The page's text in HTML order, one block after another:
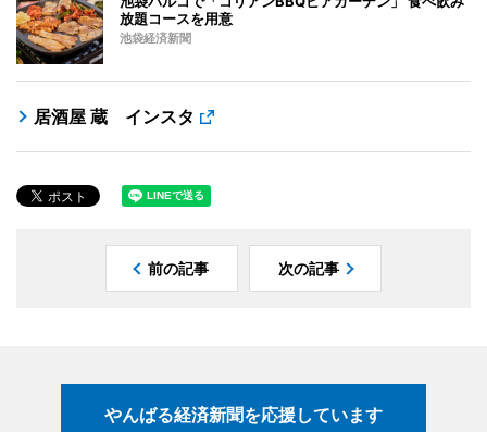
放題コースを用意
池袋経済新聞
居酒屋 蔵 インスタ
前の記事 次の記事
やんばる経済新聞を応援しています